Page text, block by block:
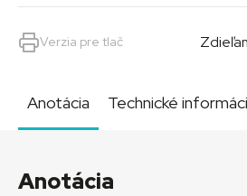
Verzia pre tlač
Anotácia Technické
Anotácia